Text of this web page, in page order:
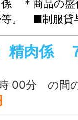
＊商品の盛
等。 ■制服
８月）ごと
正規登用制
問わず活躍
本人希望・
業務へ変更
ジ・青果・
分 の間